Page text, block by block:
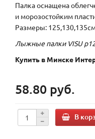
Палка оснащена
и морозостойким
Размеры:
Лыжные палки VISU
Купить в Минске
58.80 руб.
В